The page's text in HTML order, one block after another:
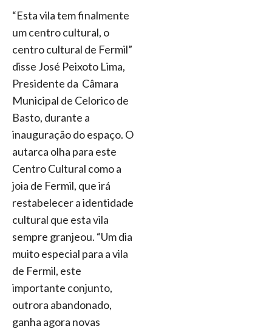
“Esta vila tem finalmente
um centro cultural, o
centro cultural de Fermil”
disse José Peixoto Lima,
Presidente da Câmara
Municipal de Celorico de
Basto, durante a
inauguração do espaço. O
autarca olha para este
Centro Cultural como a
joia de Fermil, que irá
restabelecer a identidade
cultural que esta vila
sempre granjeou. “Um dia
muito especial para a vila
de Fermil, este
importante conjunto,
outrora abandonado,
ganha agora novas